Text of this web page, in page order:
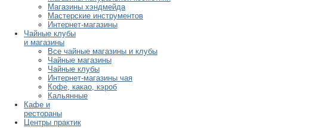
Магазины хэндмейда
Мастерские инструментов
Интернет-магазины
Чайные клубы
и магазины
Все чайные магазины и клубы
Чайные магазины
Чайные клубы
Интернет-магазины чая
Кофе, какао, кэроб
Кальянные
Кафе и
рестораны
Центры практик